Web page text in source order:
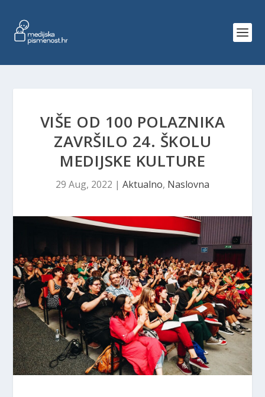
VIŠE OD 100 POLAZNIKA
ZAVRŠILO 24. ŠKOLU
MEDIJSKE KULTURE
29 Aug, 2022 | Aktualno, Naslovna